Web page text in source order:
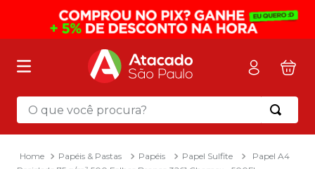
O que você procura?
Papéis & Pastas Papéis Papel Sulfite
Papel A4
Termos mais buscados
mochila